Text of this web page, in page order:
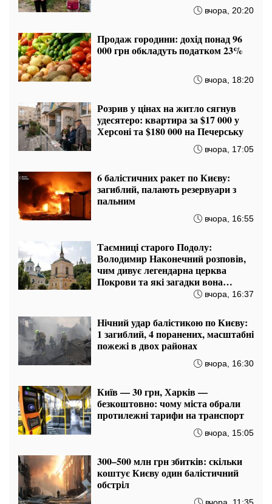
вчора, 20:20
Продаж городини: дохід понад 96
000 грн обкладуть податком 23%
вчора, 18:20
Розрив у цінах на житло сягнув
удесятеро: квартира за $17 000 у
Херсоні та $180 000 на Печерську
вчора, 17:05
6 балістичних ракет по Києву:
загиблий, палають резервуари з
пальним
вчора, 16:55
Таємниці старого Подолу:
Володимир Наконечний розповів,
чим дивує легендарна церква
Покрови та які загадки вона
вчора, 16:37
Нічний удар балістикою по Києву:
1 загиблий, 4 поранених, масштабні
пожежі в двох районах
вчора, 16:30
Київ — 30 грн, Харків —
безкоштовно: чому міста обрали
протилежні тарифи на транспорт
вчора, 15:05
300–500 млн грн збитків: скільки
коштує Києву один балістичний
обстріл